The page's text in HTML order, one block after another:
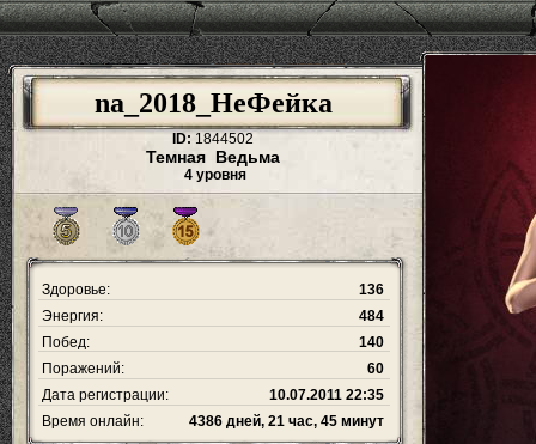
na_2018_НеФейка
ID: 1844502
Темная Ведьма
4 уровня
Здоровье:
136
Энергия:
484
Побед:
140
Поражений:
60
Дата регистрации:
10.07.2011 22:35
Время онлайн:
4386 дней, 21 час, 45 минут